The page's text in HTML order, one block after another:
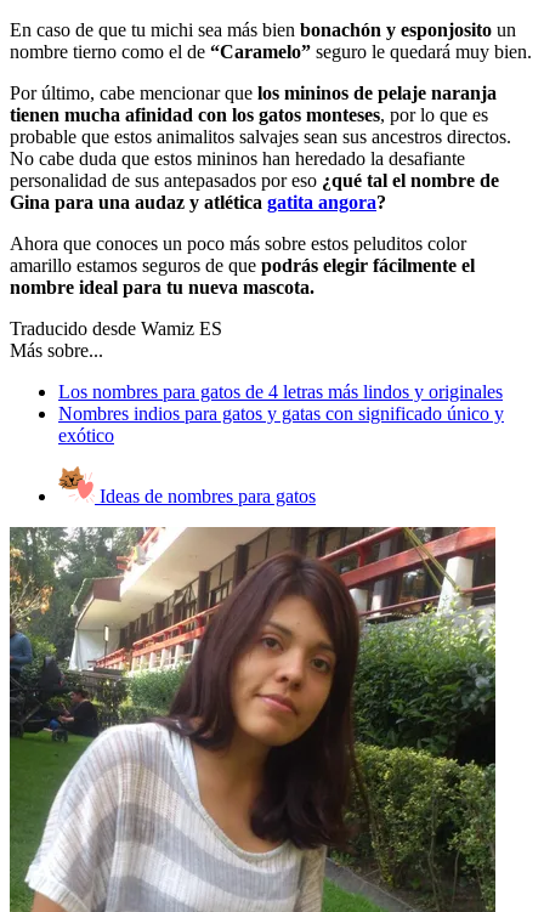
En caso de que tu michi sea más bien bonachón y esponjosito un
nombre tierno como el de “Caramelo” seguro le quedará muy bien.
Por último, cabe mencionar que los mininos de pelaje naranja
tienen mucha afinidad con los gatos monteses, por lo que es
probable que estos animalitos salvajes sean sus ancestros directos.
No cabe duda que estos mininos han heredado la desafiante
personalidad de sus antepasados por eso ¿qué tal el nombre de
Gina para una audaz y atlética gatita angora?
Ahora que conoces un poco más sobre estos peluditos color
amarillo estamos seguros de que podrás elegir fácilmente el
nombre ideal para tu nueva mascota.
Traducido desde Wamiz ES
Más sobre...
Los nombres para gatos de 4 letras más lindos y originales
Nombres indios para gatos y gatas con significado único y
exótico
Ideas de nombres para gatos